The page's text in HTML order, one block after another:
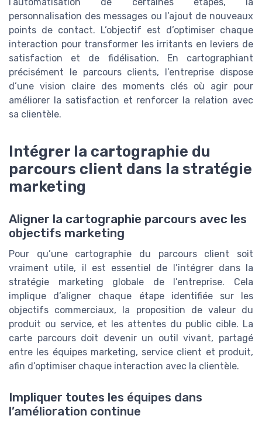
personnalisation des messages ou l’ajout de nouveaux
points de contact. L’objectif est d’optimiser chaque
interaction pour transformer les irritants en leviers de
satisfaction et de fidélisation. En cartographiant
précisément le parcours clients, l’entreprise dispose
d’une vision claire des moments clés où agir pour
améliorer la satisfaction et renforcer la relation avec
sa clientèle.
Intégrer la cartographie du
parcours client dans la stratégie
marketing
Aligner la cartographie parcours avec les
objectifs marketing
Pour qu’une cartographie du parcours client soit
vraiment utile, il est essentiel de l’intégrer dans la
stratégie marketing globale de l’entreprise. Cela
implique d’aligner chaque étape identifiée sur les
objectifs commerciaux, la proposition de valeur du
produit ou service, et les attentes du public cible. La
carte parcours doit devenir un outil vivant, partagé
entre les équipes marketing, service client et produit,
afin d’optimiser chaque interaction avec la clientèle.
Impliquer toutes les équipes dans
l’amélioration continue